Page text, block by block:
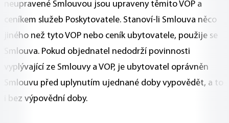
neupravené Smlouvou jsou upraveny těmito VOP a
ceníkem služeb Poskytovatele. Stanoví-li Smlouva něco
jiného než tyto VOP nebo ceník ubytovatele, použije se
Smlouva. Pokud objednatel nedodrží povinnosti
vyplývající ze Smlouvy a VOP, je ubytovatel oprávněn
Smlouvu před uplynutím ujednané doby vypovědět, a to
i bez výpovědní doby.